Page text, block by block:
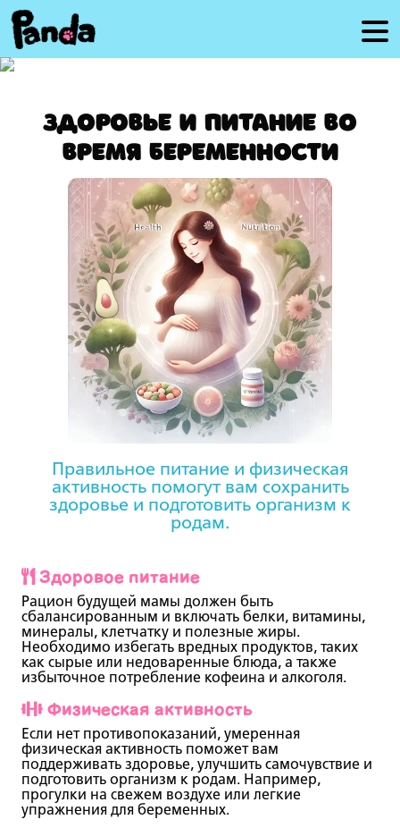
Здоровье и питание во
время беременности
Правильное питание и физическая
активность помогут вам сохранить
здоровье и подготовить организм к
родам.
Здоровое питание
Рацион будущей мамы должен быть
сбалансированным и включать белки, витамины,
минералы, клетчатку и полезные жиры.
Необходимо избегать вредных продуктов, таких
как сырые или недоваренные блюда, а также
избыточное потребление кофеина и алкоголя.
Физическая активность
Если нет противопоказаний, умеренная
физическая активность поможет вам
поддерживать здоровье, улучшить самочувствие и
подготовить организм к родам. Например,
прогулки на свежем воздухе или легкие
упражнения для беременных.